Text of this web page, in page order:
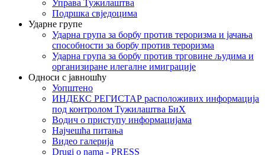
Управа Тужилаштва
Подршка свједоцима
Ударне групе
Ударна група за борбу против тероризма и јачања
способности за борбу против тероризма
Ударна група за борбу против трговине људима и
организиране илегалне имиграције
Односи с јавношћу
Уопштено
ИНДЕКС РЕГИСТАР расположивих информација
под контролом Тужилаштва БиХ
Водич о приступу информацијама
Најчешћа питања
Видео галерија
Drugi o nama - PRESS